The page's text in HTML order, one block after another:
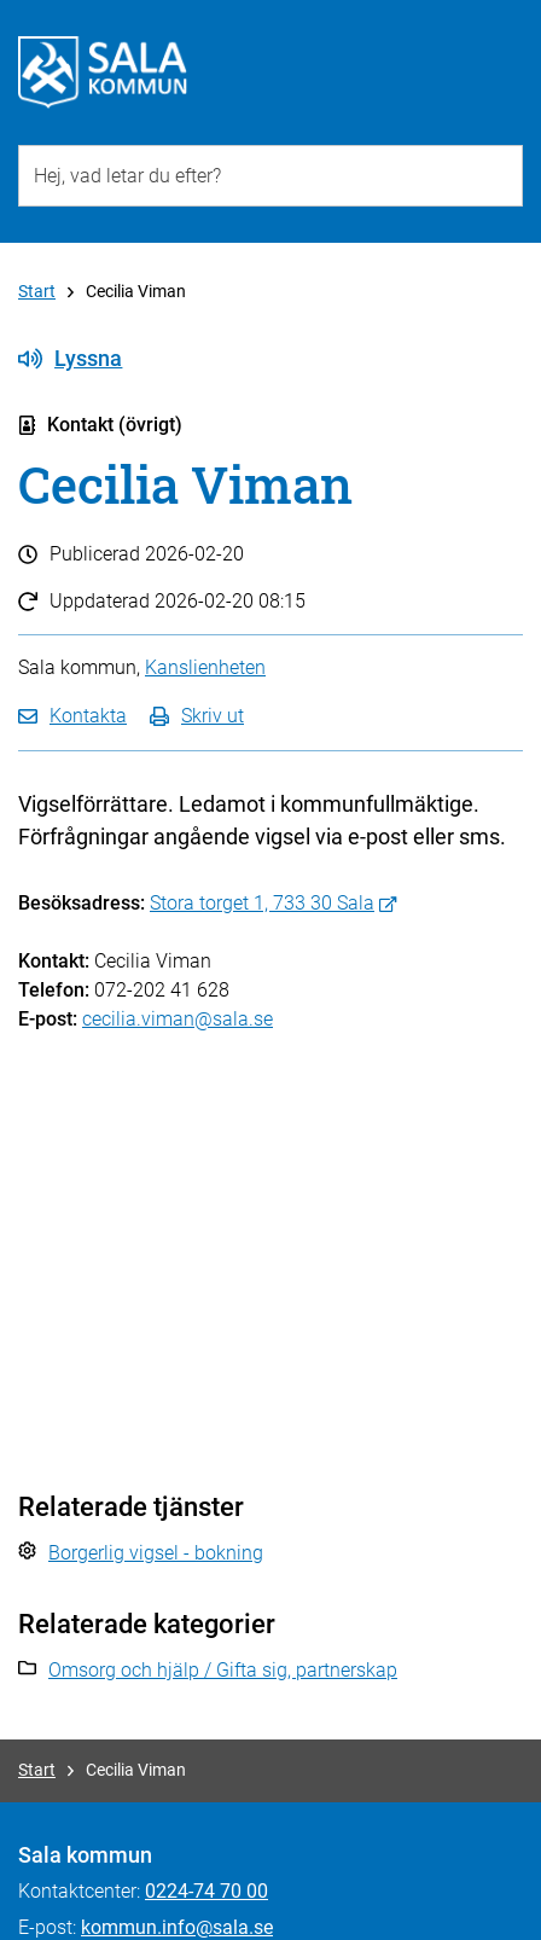
Start Cecilia Viman
Lyssna
Kontakt (övrigt)
Cecilia Viman
Publicerad 2026-02-20
Uppdaterad 2026-02-20 08:15
Sala kommun, Kanslienheten
Kontakta Skriv ut
Vigselförrättare. Ledamot i kommunfullmäktige.
Förfrågningar angående vigsel via e-post eller sms.
Besöksadress: Stora torget 1, 733 30 Sala
Kontakt: Cecilia Viman
Telefon: 072-202 41 628
E-post: cecilia.viman@sala.se
Relaterade tjänster
Borgerlig vigsel - bokning
Relaterade kategorier
Omsorg och hjälp / Gifta sig, partnerskap
Start Cecilia Viman
Sala kommun
Kontaktcenter: 0224-74 70 00
E-post: kommun.info@sala.se